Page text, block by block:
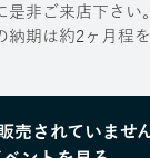
是非ご来店下さ
納期は約2ヶ月程を
売されていませ